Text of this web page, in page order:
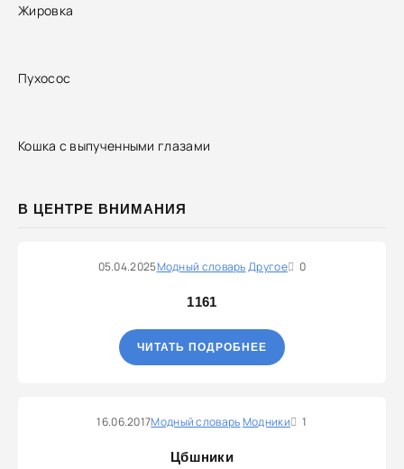
Жировка
Пухосос
Кошка с выпученными глазами
В ЦЕНТРЕ ВНИМАНИЯ
05.04.2025Модный словарьДругое 0
1161
ЧИТАТЬ ПОДРОБНЕЕ
16.06.2017Модный словарьМодники 1
Цбшники